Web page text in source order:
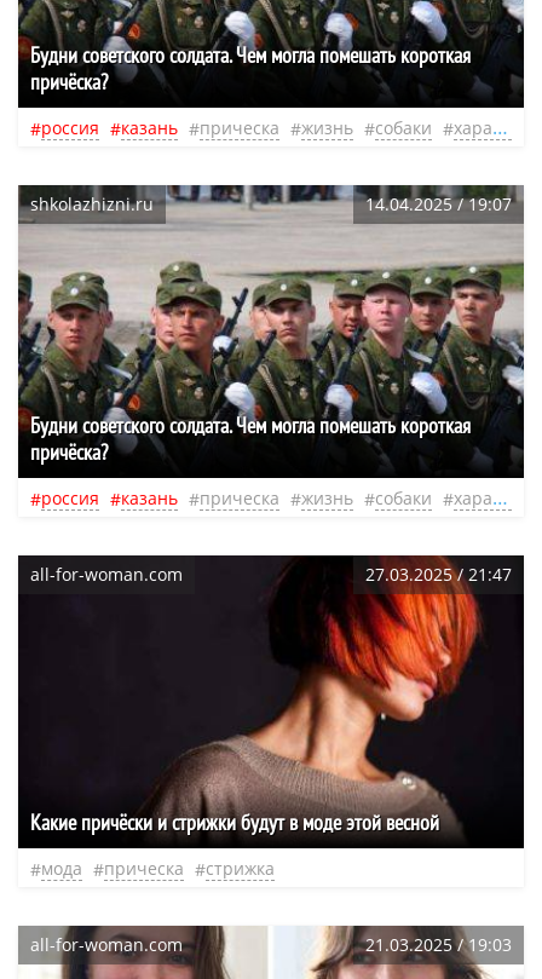
Будни советского солдата. Чем могла помешать короткая
причёска?
россия казань прическа жизнь собаки характер
shkolazhizni.ru 14.04.2025 / 19:07
Будни советского солдата. Чем могла помешать короткая
причёска?
россия казань прическа жизнь собаки характер
all-for-woman.com 27.03.2025 / 21:47
Какие причёски и стрижки будут в моде этой весной
мода прическа стрижка
all-for-woman.com 21.03.2025 / 19:03